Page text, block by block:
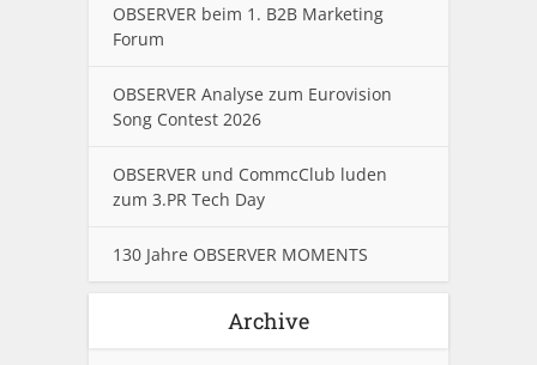
OBSERVER beim 1. B2B Marketing
Forum
OBSERVER Analyse zum Eurovision
Song Contest 2026
OBSERVER und CommcClub luden
zum 3.PR Tech Day
130 Jahre OBSERVER MOMENTS
Archive